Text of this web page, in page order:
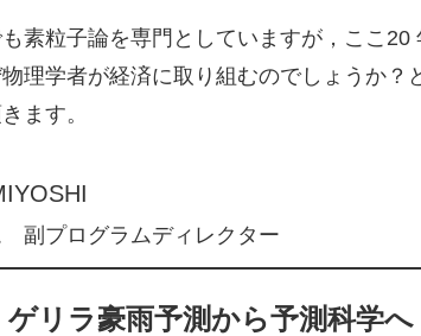
素粒子論を専門としていますが，ここ
理学者が経済に取り組むのでしょうか？
ます。
プログラムディレクター
リラ豪雨予測から予測科学へ